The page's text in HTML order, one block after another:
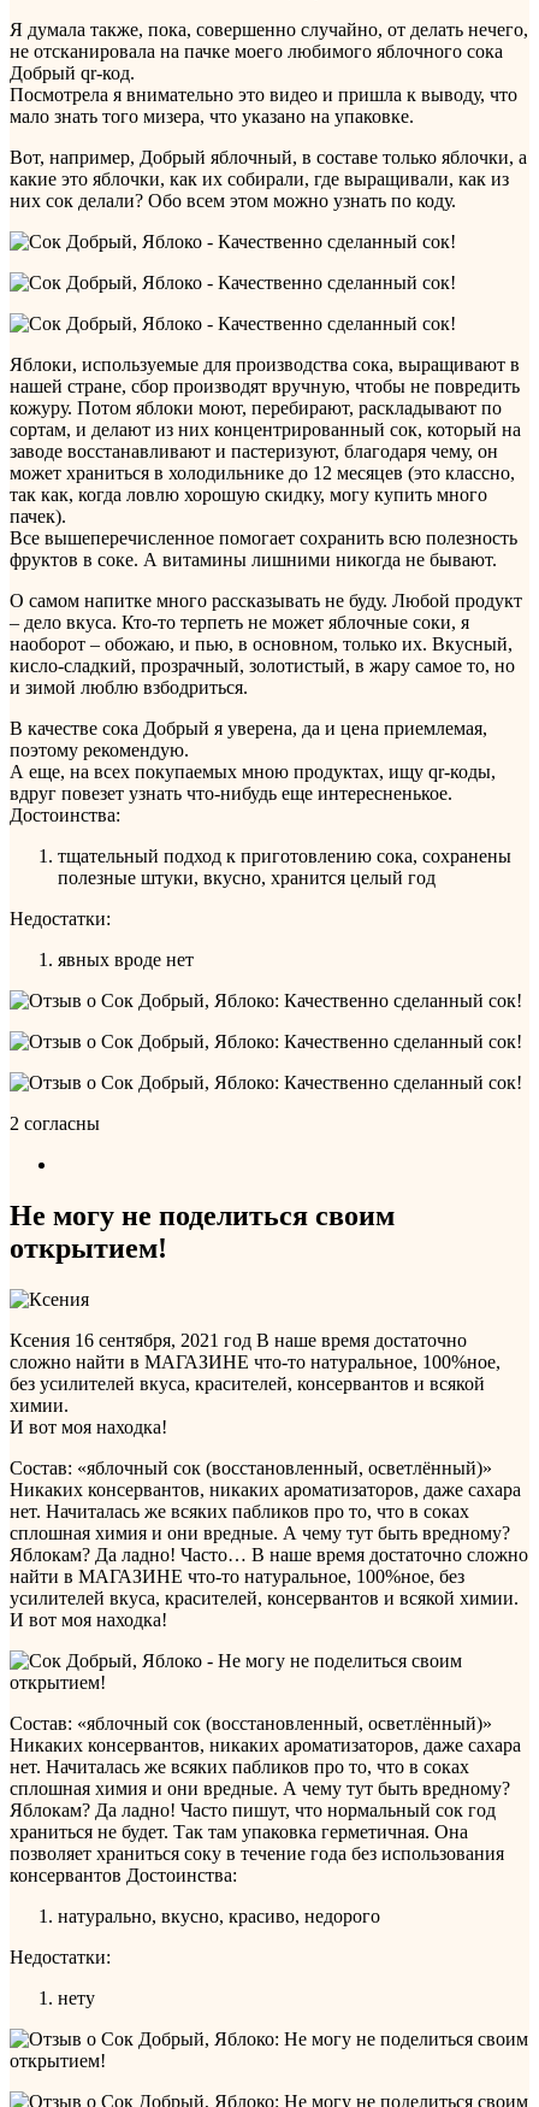
Я думала также, пока, совершенно случайно, от делать нечего,
не отсканировала на пачке моего любимого яблочного сока
Добрый qr-код.
Посмотрела я внимательно это видео и пришла к выводу, что
мало знать того мизера, что указано на упаковке.
Вот, например, Добрый яблочный, в составе только яблочки, а
какие это яблочки, как их собирали, где выращивали, как из
них сок делали? Обо всем этом можно узнать по коду.
Яблоки, используемые для производства сока, выращивают в
нашей стране, сбор производят вручную, чтобы не повредить
кожуру. Потом яблоки моют, перебирают, раскладывают по
сортам, и делают из них концентрированный сок, который на
заводе восстанавливают и пастеризуют, благодаря чему, он
может храниться в холодильнике до 12 месяцев (это классно,
так как, когда ловлю хорошую скидку, могу купить много
пачек).
Все вышеперечисленное помогает сохранить всю полезность
фруктов в соке. А витамины лишними никогда не бывают.
О самом напитке много рассказывать не буду. Любой продукт
– дело вкуса. Кто-то терпеть не может яблочные соки, я
наоборот – обожаю, и пью, в основном, только их. Вкусный,
кисло-сладкий, прозрачный, золотистый, в жару самое то, но
и зимой люблю взбодриться.
В качестве сока Добрый я уверена, да и цена приемлемая,
поэтому рекомендую.
А еще, на всех покупаемых мною продуктах, ищу qr-коды,
вдруг повезет узнать что-нибудь еще интересненькое.
Достоинства:
тщательный подход к приготовлению сока, сохранены
полезные штуки, вкусно, хранится целый год
Недостатки:
явных вроде нет
2 согласны
Не могу не поделиться своим
открытием!
Ксения 16 сентября, 2021 год В наше время достаточно
сложно найти в МАГАЗИНЕ что-то натуральное, 100%ное,
без усилителей вкуса, красителей, консервантов и всякой
химии.
И вот моя находка!
Состав: «яблочный сок (восстановленный, осветлённый)»
Никаких консервантов, никаких ароматизаторов, даже сахара
нет. Начиталась же всяких пабликов про то, что в соках
сплошная химия и они вредные. А чему тут быть вредному?
Яблокам? Да ладно! Часто… В наше время достаточно сложно
найти в МАГАЗИНЕ что-то натуральное, 100%ное, без
усилителей вкуса, красителей, консервантов и всякой химии.
И вот моя находка!
Состав: «яблочный сок (восстановленный, осветлённый)»
Никаких консервантов, никаких ароматизаторов, даже сахара
нет. Начиталась же всяких пабликов про то, что в соках
сплошная химия и они вредные. А чему тут быть вредному?
Яблокам? Да ладно! Часто пишут, что нормальный сок год
храниться не будет. Так там упаковка герметичная. Она
позволяет храниться соку в течение года без использования
консервантов Достоинства:
натурально, вкусно, красиво, недорого
Недостатки:
нету